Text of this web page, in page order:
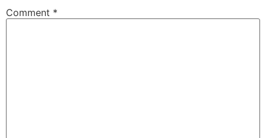
Comment *